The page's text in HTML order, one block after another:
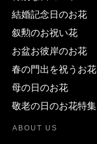
結婚記念日のお花
叙勲のお祝い花
お盆お彼岸のお花
春の門出を祝うお花
母の日のお花
敬老の日のお花特集
ABOUT US